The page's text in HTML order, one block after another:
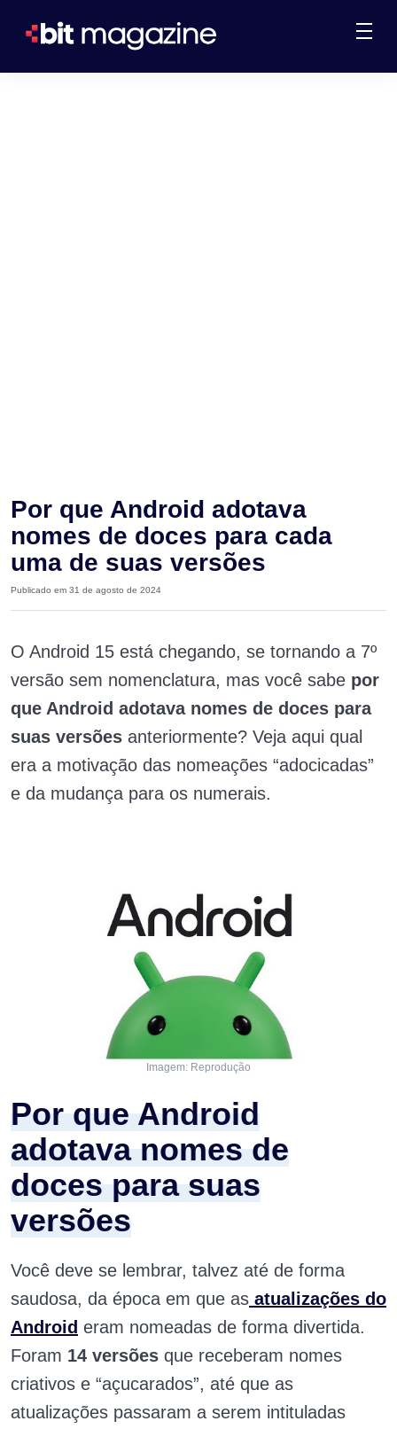
Por que Android adotava
nomes de doces para cada
uma de suas versões
Publicado em 31 de agosto de 2024
O Android 15 está chegando, se tornando a 7º
versão sem nomenclatura, mas você sabe por
que Android adotava nomes de doces para
suas versões anteriormente? Veja aqui qual
era a motivação das nomeações “adocicadas”
e da mudança para os numerais.
Imagem: Reprodução
Por que Android
adotava nomes de
doces para suas
versões
Você deve se lembrar, talvez até de forma
saudosa, da época em que as atualizações do
Android eram nomeadas de forma divertida.
Foram 14 versões que receberam nomes
criativos e “açucarados”, até que as
atualizações passaram a serem intituladas